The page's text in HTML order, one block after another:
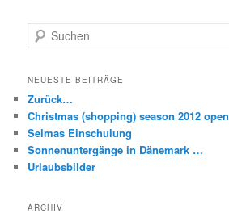
u
h
n
NEUESTE BEITRÄGE
Zurück…
Christmas (shopping) season 2012
Selmas Einschulung
Sonnenuntergänge in Dänemark …
Urlaubsbilder
ARCHIV